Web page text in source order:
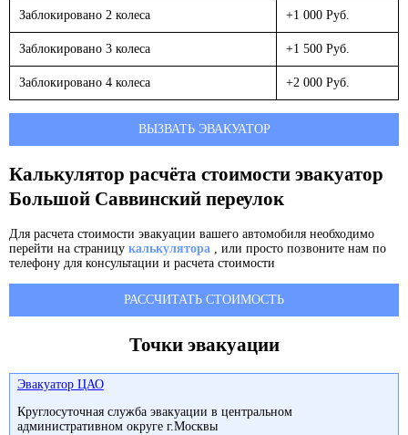
Заблокировано 2 колеса +1 000 Руб.
Заблокировано 3 колеса +1 500 Руб.
Заблокировано 4 колеса +2 000 Руб.
ВЫЗВАТЬ ЭВАКУАТОР
Калькулятор расчёта стоимости эвакуатор
Большой Саввинский переулок
Для расчета стоимости эвакуации вашего автомобиля необходимо
перейти на страницу калькулятора , или просто позвоните нам по
телефону для консультации и расчета стоимости
РАССЧИТАТЬ СТОИМОСТЬ
Точки эвакуации
Эвакуатор ЦАО
Круглосуточная служба эвакуации в центральном
административном округе г.Москвы